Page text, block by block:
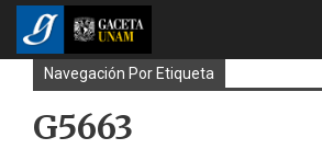
Navegación Por Etiqueta
G5663